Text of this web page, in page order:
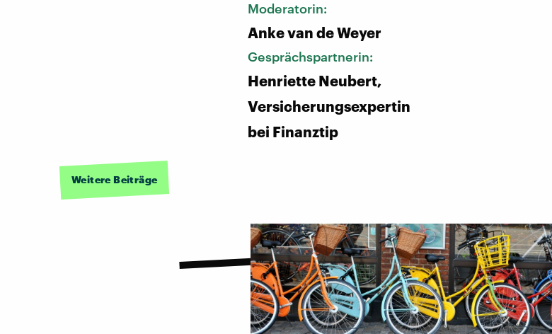
Moderatorin:
Anke van de Weyer
Gesprächspartnerin:
Henriette Neubert,
Versicherungsexpertin
bei Finanztip
Weitere Beiträge